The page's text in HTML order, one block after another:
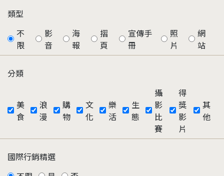
類型
不
限
影
音
海
報
摺
頁
宣傳手
冊
照
片
網
站
分類
美
食
浪
漫
購
物
文
化
樂
活
生
態
攝
影
比
賽
得
獎
影
片
其
他
國際行銷精選